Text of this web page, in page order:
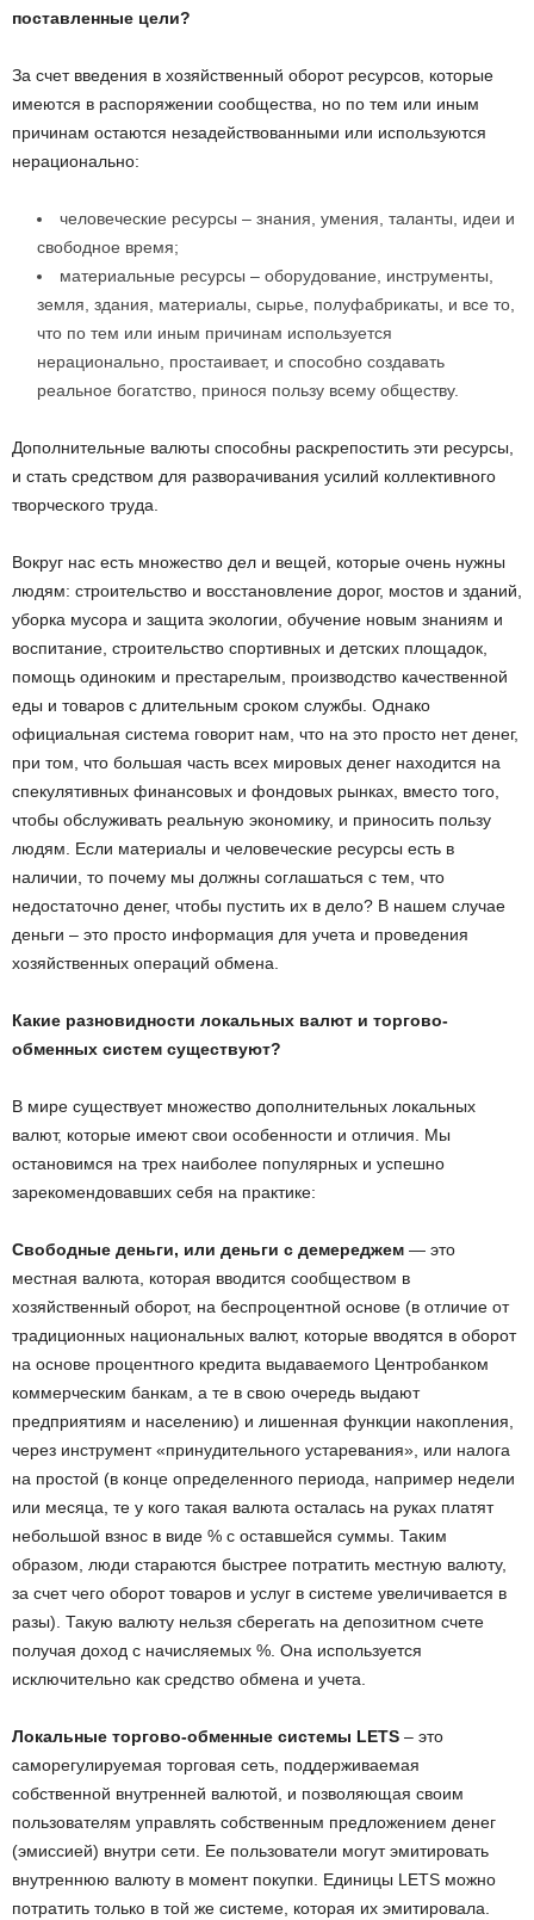
поставленные цели?
За счет введения в хозяйственный оборот ресурсов, которые
имеются в распоряжении сообщества, но по тем или иным
причинам остаются незадействованными или используются
нерационально:
человеческие ресурсы – знания, умения, таланты, идеи и
свободное время;
материальные ресурсы – оборудование, инструменты,
земля, здания, материалы, сырье, полуфабрикаты, и все то,
что по тем или иным причинам используется
нерационально, простаивает, и способно создавать
реальное богатство, принося пользу всему обществу.
Дополнительные валюты способны раскрепостить эти ресурсы,
и стать средством для разворачивания усилий коллективного
творческого труда.
Вокруг нас есть множество дел и вещей, которые очень нужны
людям: строительство и восстановление дорог, мостов и зданий,
уборка мусора и защита экологии, обучение новым знаниям и
воспитание, строительство спортивных и детских площадок,
помощь одиноким и престарелым, производство качественной
еды и товаров с длительным сроком службы. Однако
официальная система говорит нам, что на это просто нет денег,
при том, что большая часть всех мировых денег находится на
спекулятивных финансовых и фондовых рынках, вместо того,
чтобы обслуживать реальную экономику, и приносить пользу
людям. Если материалы и человеческие ресурсы есть в
наличии, то почему мы должны соглашаться с тем, что
недостаточно денег, чтобы пустить их в дело? В нашем случае
деньги – это просто информация для учета и проведения
хозяйственных операций обмена.
Какие разновидности локальных валют и торгово-
обменных систем существуют?
В мире существует множество дополнительных локальных
валют, которые имеют свои особенности и отличия. Мы
остановимся на трех наиболее популярных и успешно
зарекомендовавших себя на практике:
Свободные деньги, или деньги с демереджем — это
местная валюта, которая вводится сообществом в
хозяйственный оборот, на беспроцентной основе (в отличие от
традиционных национальных валют, которые вводятся в оборот
на основе процентного кредита выдаваемого Центробанком
коммерческим банкам, а те в свою очередь выдают
предприятиям и населению) и лишенная функции накопления,
через инструмент «принудительного устаревания», или налога
на простой (в конце определенного периода, например недели
или месяца, те у кого такая валюта осталась на руках платят
небольшой взнос в виде % с оставшейся суммы. Таким
образом, люди стараются быстрее потратить местную валюту,
за счет чего оборот товаров и услуг в системе увеличивается в
разы). Такую валюту нельзя сберегать на депозитном счете
получая доход с начисляемых %. Она используется
исключительно как средство обмена и учета.
Локальные торгово-обменные системы LETS – это
саморегулируемая торговая сеть, поддерживаемая
собственной внутренней валютой, и позволяющая своим
пользователям управлять собственным предложением денег
(эмиссией) внутри сети. Ее пользователи могут эмитировать
внутреннюю валюту в момент покупки. Единицы LETS можно
потратить только в той же системе, которая их эмитировала.